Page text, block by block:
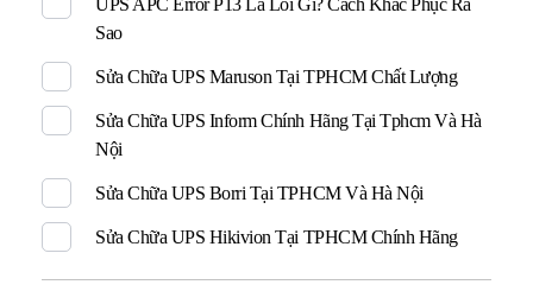
Sao
Sửa Chữa UPS Maruson Tại TPHCM Chất Lượng
Sửa Chữa UPS Inform Chính Hãng Tại Tphcm Và Hà
Nội
Sửa Chữa UPS Borri Tại TPHCM Và Hà Nội
Sửa Chữa UPS Hikivion Tại TPHCM Chính Hãng